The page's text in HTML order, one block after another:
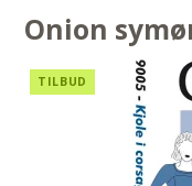
Onion
TILBUD